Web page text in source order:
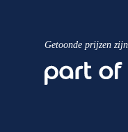
Getoonde prijzen